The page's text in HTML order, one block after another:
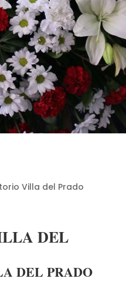
Villa del Prado
DEL
DEL PRADO